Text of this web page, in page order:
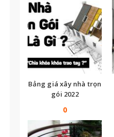
Bảng giá xây nhà trọn
gói 2022
0